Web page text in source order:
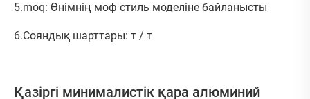
5.moq: Өнімнің моф стиль моделіне байланысты
6.Сояндық шарттары: т / т
Қазіргі минималистік қара алюминий